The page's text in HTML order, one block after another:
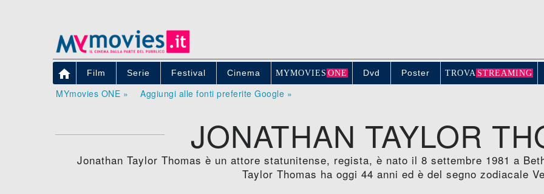
 Film Serie Festival Cinema MYMOVIE S ONE Dvd Poster TROVA STREAMING
MYmovies ONE » Aggiungi alle fonti preferite Google »
JONATHAN TAYLOR
Jonathan Taylor Thomas è un attore statunitense, regista, è nato il 8 settembre 1981 a
Taylor Thomas ha oggi 44 anni ed è del segno zodiacale